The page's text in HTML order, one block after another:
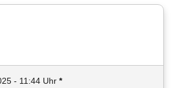
- 11:44 Uhr *